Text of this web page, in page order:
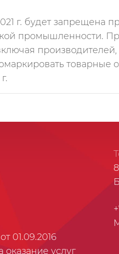
г. будет запрещена
промышленности.
товарные
01.09.2016
услуг